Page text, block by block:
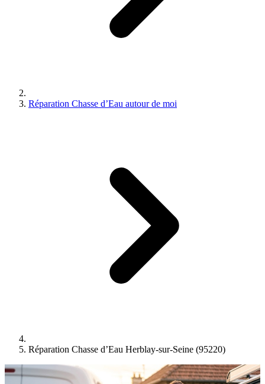
Réparation Chasse d’Eau autour de moi
Réparation Chasse d’Eau Herblay-sur-Seine (95220)